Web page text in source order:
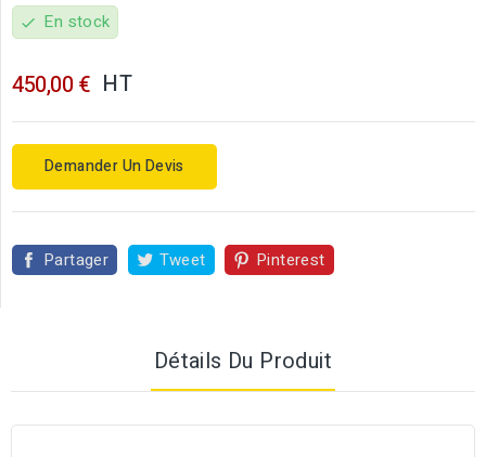
check En stock
450,00 € HT
Demander Un Devis
Partager Tweet Pinterest
Détails Du Produit